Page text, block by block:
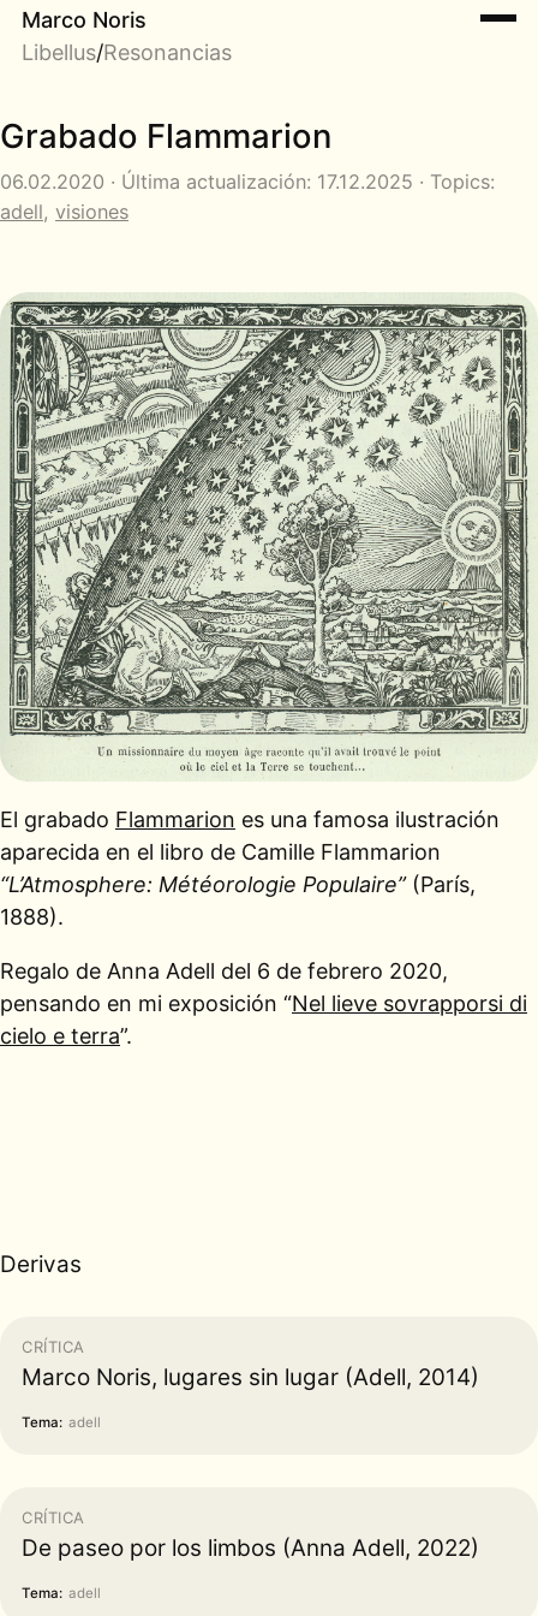
Marco Noris
Libellus/Resonancias
Grabado Flammarion
06.02.2020 · Última actualización: 17.12.2025 · Topics:
adell, visiones
El grabado Flammarion es una famosa ilustración
aparecida en el libro de Camille Flammarion
“L’Atmosphere: Météorologie Populaire”(París,
1888).
Regalo de Anna Adell del 6 de febrero 2020,
pensando en mi exposición “Nel lieve sovrapporsi di
cielo e terra”.
Derivas
CRÍTICA
Marco Noris, lugares sin lugar (Adell, 2014)
Tema: adell
CRÍTICA
De paseo por los limbos (Anna Adell, 2022)
Tema: adell